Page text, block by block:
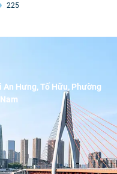
225
An Hưng, Tố Hữu, Phường